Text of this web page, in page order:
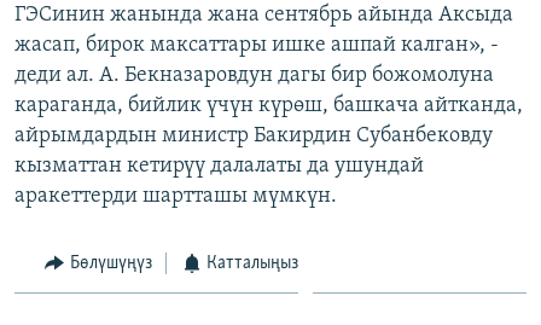
ГЭСинин жанында жана сентябрь айында Аксыда
жасап, бирок максаттары ишке ашпай калган», -
деди ал. А. Бекназаровдун дагы бир божомолуна
караганда, бийлик үчүн күрөш, башкача айтканда,
айрымдардын министр Бакирдин Субанбековду
кызматтан кетирүү далалаты да ушундай
аракеттерди шартташы мүмкүн.
Бөлүшүңүз Катталыңыз